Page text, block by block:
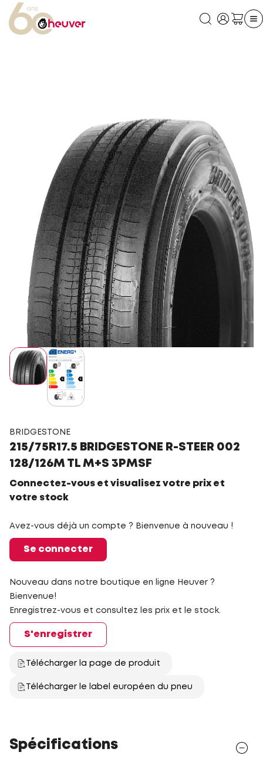
BRIDGESTONE
215/75R17.5 BRIDGESTONE R-STEER 002
128/126M TL M+S 3PMSF
Connectez-vous et visualisez votre prix et
votre stock
Avez-vous déjà un compte ? Bienvenue à nouveau !
Se connecter
Nouveau dans notre boutique en ligne Heuver ?
Bienvenue!
Enregistrez-vous et consultez les prix et le stock.
S'enregistrer
Télécharger la page de produit
Télécharger le label européen du pneu
Spécifications